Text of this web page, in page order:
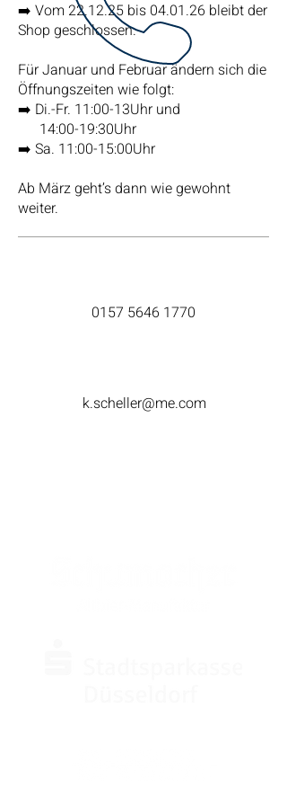
➡️ Vom 22.12.25 bis 04.01.26 bleibt der
Shop geschlossen.
Für Januar und Februar ändern sich die
Öffnungszeiten wie folgt:
➡️ Di.-Fr. 11:00-13Uhr und
14:00-19:30Uhr
➡️ Sa. 11:00-15:00Uhr
Ab März geht’s dann wie gewohnt
weiter.
0157 5646 1770
k.scheller@me.com